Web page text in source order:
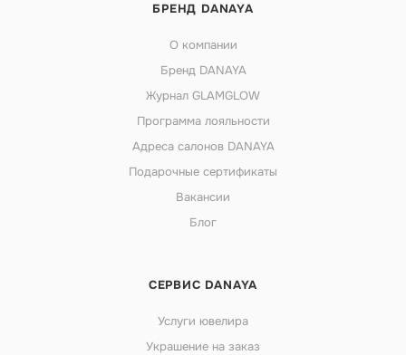
БРЕНД DANAYA
О компании
Бренд DANAYA
Журнал GLAMGLOW
Программа лояльности
Адреса салонов DANAYA
Подарочные сертификаты
Вакансии
Блог
СЕРВИС DANAYA
Услуги ювелира
Украшение на заказ